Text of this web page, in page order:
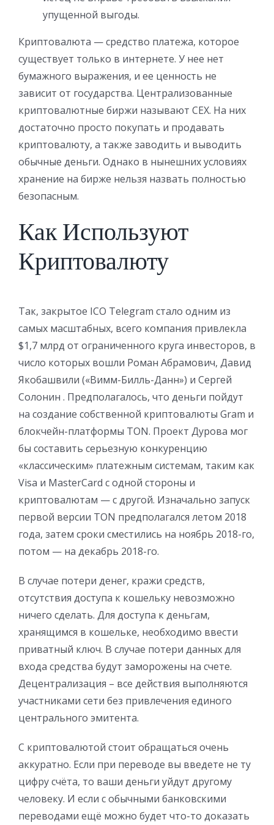
упущенной выгоды.
Криптовалюта — средство платежа, которое
существует только в интернете. У нее нет
бумажного выражения, и ее ценность не
зависит от государства. Централизованные
криптовалютные биржи называют CEX. На них
достаточно просто покупать и продавать
криптовалюту, а также заводить и выводить
обычные деньги. Однако в нынешних условиях
хранение на бирже нельзя назвать полностью
безопасным.
Как Используют
Криптовалюту
Так, закрытое ICO Telegram стало одним из
самых масштабных, всего компания привлекла
$1,7 млрд от ограниченного круга инвесторов, в
число которых вошли Роман Абрамович, Давид
Якобашвили («Вимм-Билль-Данн») и Сергей
Солонин . Предполагалось, что деньги пойдут
на создание собственной криптовалюты Gram и
блокчейн-платформы TON. Проект Дурова мог
бы составить серьезную конкуренцию
«классическим» платежным системам, таким как
Visa и MasterCard с одной стороны и
криптовалютам — с другой. Изначально запуск
первой версии TON предполагался летом 2018
года, затем сроки сместились на ноябрь 2018-го,
потом — на декабрь 2018-го.
В случае потери денег, кражи средств,
отсутствия доступа к кошельку невозможно
ничего сделать. Для доступа к деньгам,
хранящимся в кошельке, необходимо ввести
приватный ключ. В случае потери данных для
входа средства будут заморожены на счете.
Децентрализация – все действия выполняются
участниками сети без привлечения единого
центрального эмитента.
С криптовалютой стоит обращаться очень
аккуратно. Если при переводе вы введете не ту
цифру счёта, то ваши деньги уйдут другому
человеку. И если с обычными банковскими
переводами ещё можно будет что-то доказать